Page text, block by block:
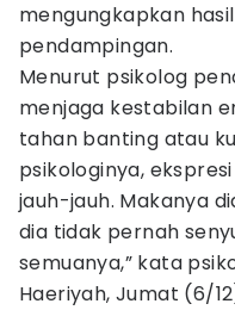
mengungkapkan
pendampingan.
Menurut psikolog
menjaga kestabilan
tahan banting atau
psikologinya,
jauh-jauh. Makanya
dia tidak pernah
semuanya,” kata
Haeriyah, Jumat (6/